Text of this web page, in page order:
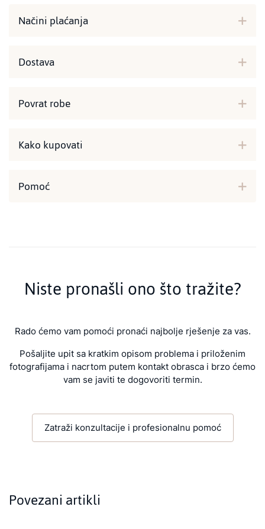
Načini plaćanja
Dostava
Povrat robe
Kako kupovati
Pomoć
Niste pronašli ono što tražite?
Rado ćemo vam pomoći pronaći najbolje rješenje za vas.
Pošaljite upit sa kratkim opisom problema i priloženim
fotografijama i nacrtom putem kontakt obrasca i brzo ćemo
vam se javiti te dogovoriti termin.
Zatraži konzultacije i profesionalnu pomoć
Povezani artikli